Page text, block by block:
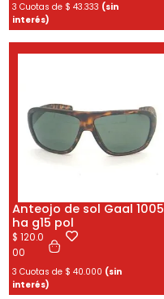
3 Cuotas de $ 43.333 (sin
interés)
Anteojo de sol Gaal 1005
ha g15 pol
$ 120.0
00
3 Cuotas de $ 40.000 (sin
interés)